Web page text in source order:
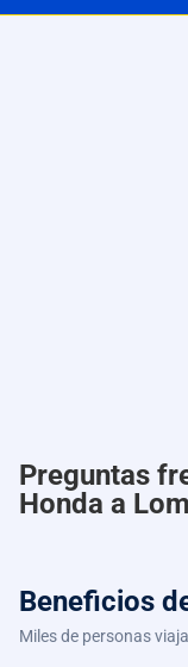
Preguntas
Honda a
Beneficios
Miles de personas